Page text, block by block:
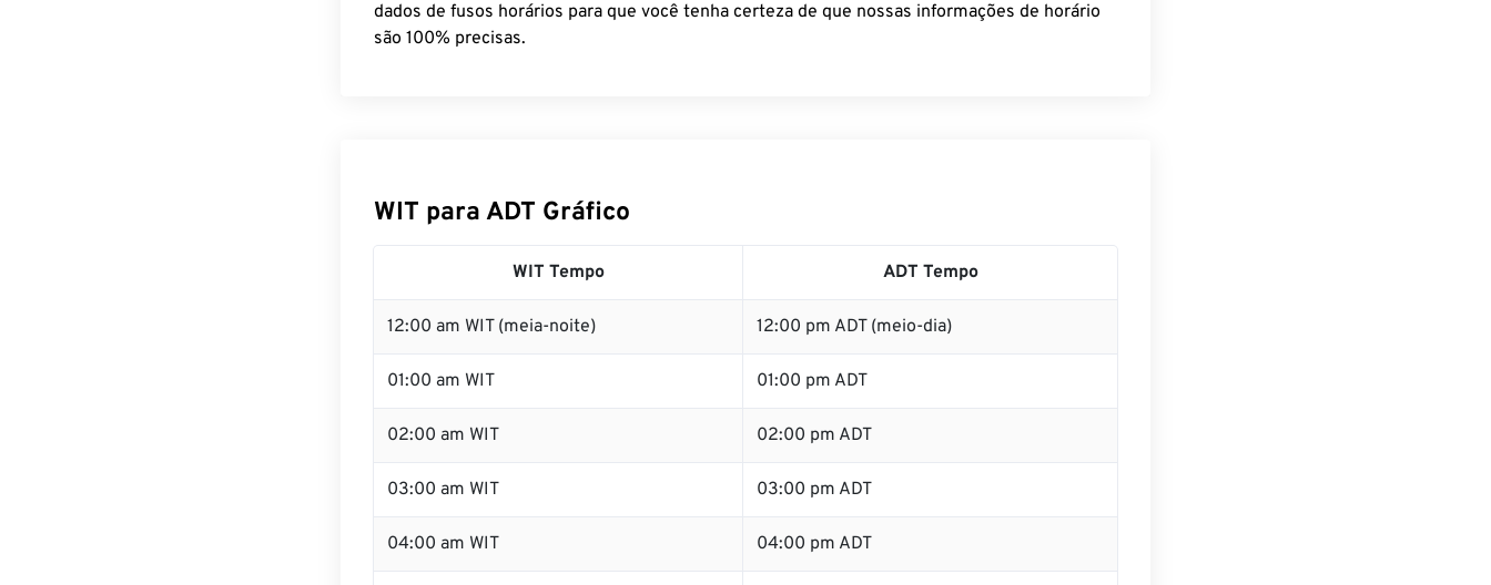
dados de fusos horários para que você tenha certeza de que nossas informações de horário
são 100% precisas.
WIT para ADT Gráfico
WIT Tempo ADT Tempo
12:00 am WIT (meia-noite) 12:00 pm ADT (meio-dia)
01:00 am WIT 01:00 pm ADT
02:00 am WIT 02:00 pm ADT
03:00 am WIT 03:00 pm ADT
04:00 am WIT 04:00 pm ADT